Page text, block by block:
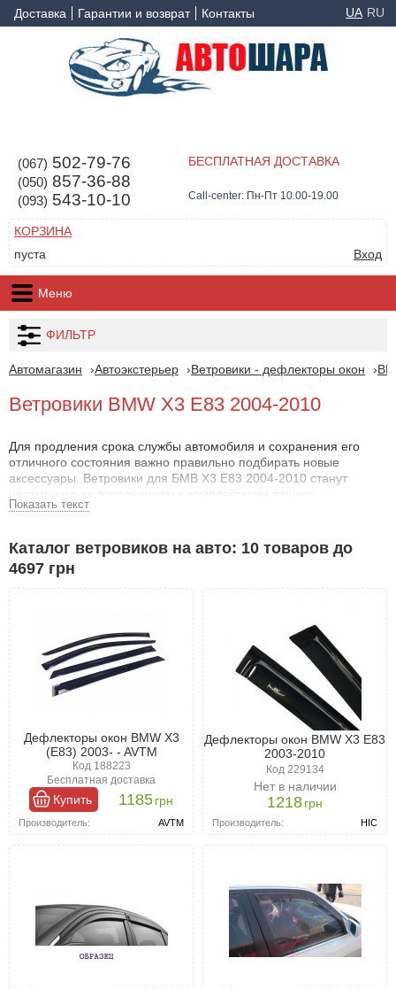
Доставка Гарантии и возврат Контакты UA RU
(067) 502-79-76
(050) 857-36-88
(093) 543-10-10
БЕСПЛАТНАЯ ДОСТАВКА
Call-center: Пн-Пт 10.00-19.00
КОРЗИНА
пуста
Вход
Меню
ФИЛЬТР
Автомагазин Автоэкстерьер Ветровики - дефлекторы окон
Ветровики BMW X3 E83 2004-2010
Для продления срока службы автомобиля и сохранения его
отличного состояния важно правильно подбирать новые
аксессуары. Ветровики для БМВ Х3 Е83 2004-2010 станут
транспортного средства.
Преимущества ветровиков БМВ Х3 Е83 2004-
2010
Используемые материалы отличаются высокой прочностью, что
гарантирует долгий срок службы. Даже спустя годы дефлекторы
для БМВ Х3 Е83 2004-2010 сохранят свои функциональные и
эстетические свойства.
Практическая польза
Основное назначение ветровиков - защита салона автомобиля.
Аксессуары предотвращают попадание внутрь дождя, снега и
ярких солнечных лучей, что делает поездки комфортнее и
безопаснее.
Декоративные функции
Помимо практических задач, дефлекторы выполняют
Показать текст
Каталог ветровиков на авто: 10 товаров до
4697 грн
Дефлекторы окон BMW X3
(E83) 2003- - AVTM
Код 188223
Бесплатная доставка
Купить 1185 грн
Производитель: AVTM
Дефлекторы окон BMW X3 E83
2003-2010
Код 229134
Нет в наличии
1218грн
Производитель: HIC